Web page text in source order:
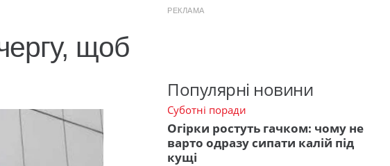
щоб
РЕКЛАМА
Популярні новини
Суботні поради
Огірки ростуть гачком: чому не
варто одразу сипати калій під
кущі